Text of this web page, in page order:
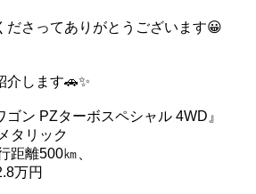
ださってありがとうございます😀
介します🚗✨
ン PZターボスペシャル 4WD』
タリック
距離500㎞、
万円